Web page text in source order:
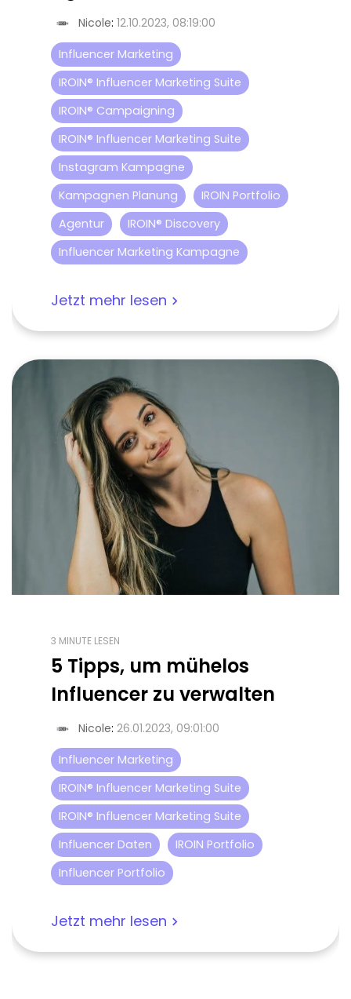
Nicole: 12.10.2023, 08:19:00
Influencer Marketing
IROIN® Influencer Marketing Suite
IROIN® Campaigning
IROIN® Influencer Marketing Suite
Instagram Kampagne
Kampagnen Planung
IROIN Portfolio
Agentur
IROIN® Discovery
Influencer Marketing Kampagne
Jetzt mehr lesen
3 MINUTE LESEN
5 Tipps, um mühelos
Influencer zu verwalten
Nicole: 26.01.2023, 09:01:00
Influencer Marketing
IROIN® Influencer Marketing Suite
IROIN® Influencer Marketing Suite
Influencer Daten
IROIN Portfolio
Influencer Portfolio
Jetzt mehr lesen